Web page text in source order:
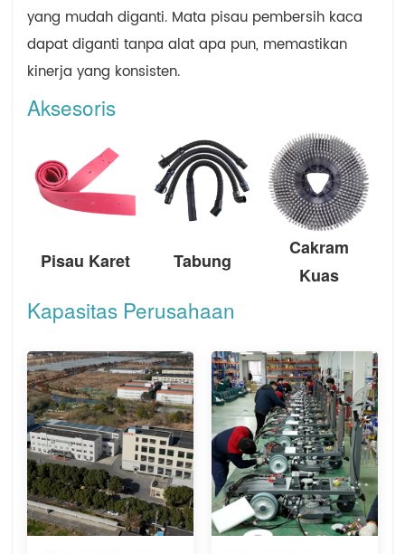
yang mudah diganti. Mata pisau pembersih kaca
dapat diganti tanpa alat apa pun, memastikan
kinerja yang konsisten.
Aksesoris
Pisau Karet Tabung
Cakram
Kuas
Kapasitas Perusahaan